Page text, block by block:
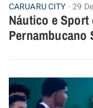
CARUARU CITY 29
Náutico e
Pernambucano